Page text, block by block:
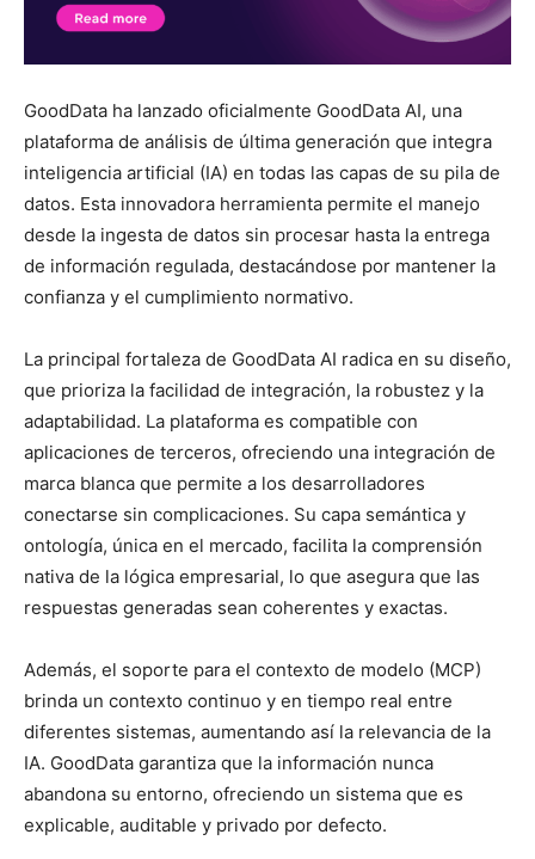
GoodData ha lanzado oficialmente GoodData AI, una
plataforma de análisis de última generación que integra
inteligencia artificial (IA) en todas las capas de su pila de
datos. Esta innovadora herramienta permite el manejo
desde la ingesta de datos sin procesar hasta la entrega
de información regulada, destacándose por mantener la
confianza y el cumplimiento normativo.
La principal fortaleza de GoodData AI radica en su diseño,
que prioriza la facilidad de integración, la robustez y la
adaptabilidad. La plataforma es compatible con
aplicaciones de terceros, ofreciendo una integración de
marca blanca que permite a los desarrolladores
conectarse sin complicaciones. Su capa semántica y
ontología, única en el mercado, facilita la comprensión
nativa de la lógica empresarial, lo que asegura que las
respuestas generadas sean coherentes y exactas.
Además, el soporte para el contexto de modelo (MCP)
brinda un contexto continuo y en tiempo real entre
diferentes sistemas, aumentando así la relevancia de la
IA. GoodData garantiza que la información nunca
abandona su entorno, ofreciendo un sistema que es
explicable, auditable y privado por defecto.